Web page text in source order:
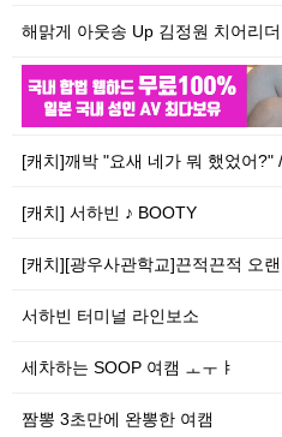
해맑게 아웃송 Up 김정원 치어리
[캐치]깨박 "요새 네가 뭐 했었어?"
[캐치] 서하빈 ♪ BOOTY
[캐치][광우사관학교]끈적끈적 오
서하빈 터미널 라인보소
세차하는 SOOP 여캠 ㅗㅜㅑ
짬뽕 3초만에 완뽕한 여캠